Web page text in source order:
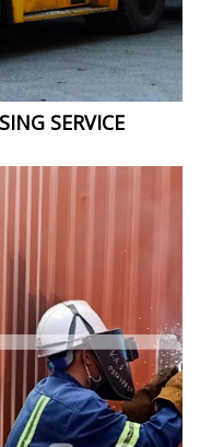
SERVICE